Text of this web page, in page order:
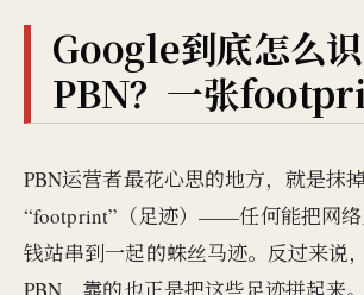
Google到底怎么
PBN？一张
PBN运营者最花心思的地方，就是抹
“footprint”（足迹）——任何能把网络
钱站串到一起的蛛丝马迹。反过来说